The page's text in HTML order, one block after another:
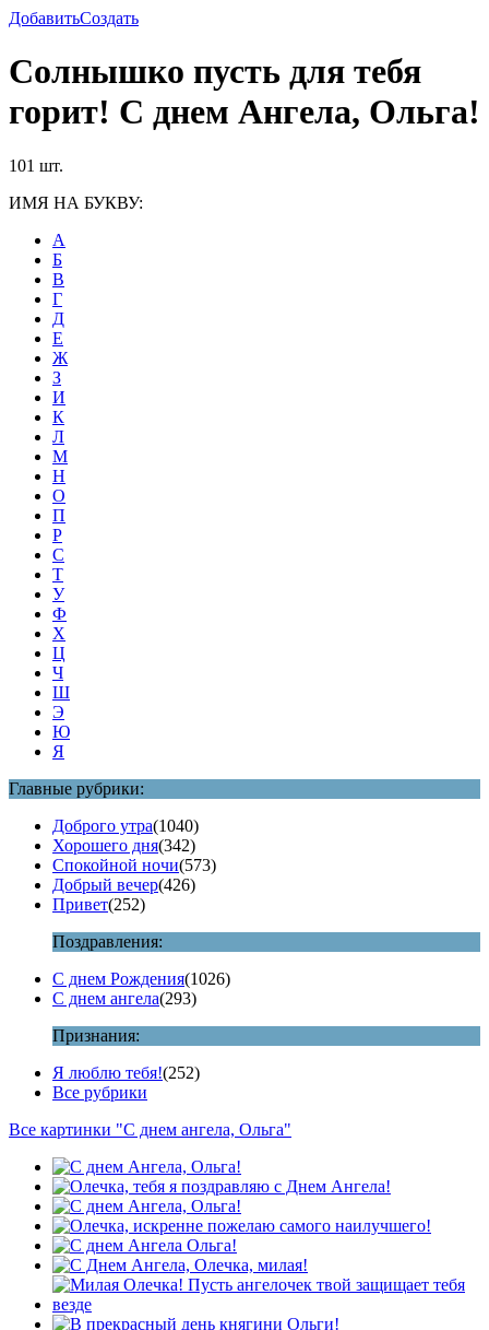
ДобавитьСоздать
Солнышко пусть для тебя
горит! С днем Ангела, Ольга!
101 шт.
ИМЯ НА БУКВУ:
А
Б
В
Г
Д
Е
Ж
З
И
К
Л
М
Н
О
П
Р
С
Т
У
Ф
Х
Ц
Ч
Ш
Э
Ю
Я
Главные рубрики:
Доброго утра(1040)
Хорошего дня(342)
Спокойной ночи(573)
Добрый вечер(426)
Привет(252)
Поздравления:
С днем Рождения(1026)
С днем ангела(293)
Признания:
Я люблю тебя!(252)
Все рубрики
Все картинки "С днем ангела, Ольга"